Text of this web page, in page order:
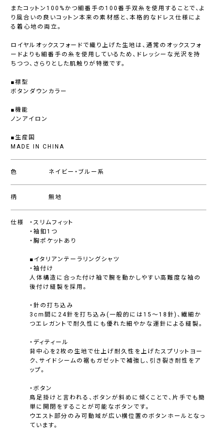
またコットン100%かつ細番手の100番手双糸を使用することで、よ
り風合いの良いコットン本来の素材感と、本格的なドレス仕様によ
る着心地の両立。
ロイヤルオックスフォードで織り上げた生地は、通常のオックスフォ
ードよりも細番手の糸を使用しているため、ドレッシーな光沢を持
ちつつ、さらりとした肌触りが特徴です。
■襟型
ボタンダウンカラー
■機能
ノンアイロン
■生産国
MADE IN CHINA
色 ネイビー・ブルー系
柄 無地
仕様
・スリムフィット
・袖釦1つ
・胸ポケットあり
■イタリアンテーラリングシャツ
・袖付け
人体構造に合った付け袖で腕を動かしやすい高難度な袖の
後付け縫製を採用。
・針の打ち込み
3cm間に24針を打ち込み(一般的には15〜18針)、繊細か
つエレガントで耐久性にも優れた細やかな運針による縫製。
・ディティール
背中心を2枚の生地で仕上げ耐久性を上げたスプリットヨー
ク、サイドシームの裾もガゼットで補強し、引き裂き耐性をア
ップ。
・ボタン
鳥足掛けと言われる、ボタンが斜めに傾くことで、片手でも簡
単に開閉をすることが可能なボタンです。
ウエスト部分のみ可動域が広い横位置のボタンホールとなっ
ています。